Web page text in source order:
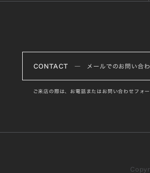
CONTACT ― メールでのお問い合わ
ご来店の際は、お電話またはお問い合わせフォ